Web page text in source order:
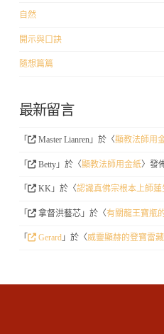
自然
開示與口訣
隨想篇篇
最新留言
「 Master Lianren 」於〈顯教法師用
「 Betty 」於〈顯教法師用金紙〉發
「 KK 」於〈認識真佛宗根本上師
「 拿督洪藝芯 」於〈有關龍王寶瓶
「 Gerard 」於〈威靈顯赫的登寶雷